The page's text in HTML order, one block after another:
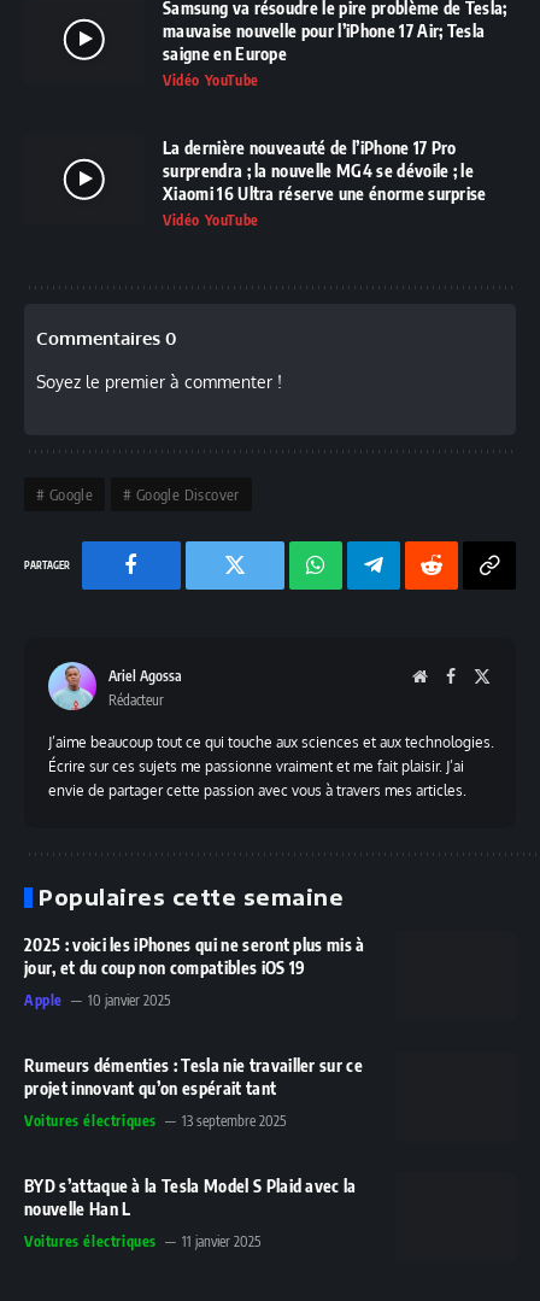
Samsung va résoudre le pire problème de Tesla;
mauvaise nouvelle pour l’iPhone 17 Air; Tesla
saigne en Europe
Vidéo YouTube
La dernière nouveauté de l’iPhone 17 Pro
surprendra ; la nouvelle MG4 se dévoile ; le
Xiaomi 16 Ultra réserve une énorme surprise
Vidéo YouTube
Commentaires 0
Soyez le premier à commenter !
Google Google Discover
Facebook Twitter
Chaine
TelegramRedditCopy
Ariel Agossa WebsiteFacebook
Rédacteur
J’aime beaucoup tout ce qui touche aux sciences et aux technologies.
Écrire sur ces sujets me passionne vraiment et me fait plaisir. J’ai
envie de partager cette passion avec vous à travers mes articles.
Populaires cette semaine
2025 : voici les iPhones qui ne seront plus mis à
jour, et du coup non compatibles iOS 19
Apple 10 janvier 2025
Rumeurs démenties : Tesla nie travailler sur ce
projet innovant qu’on espérait tant
Voitures électriques 13 septembre 2025
BYD s’attaque à la Tesla Model S Plaid avec la
nouvelle Han L
Voitures électriques 11 janvier 2025